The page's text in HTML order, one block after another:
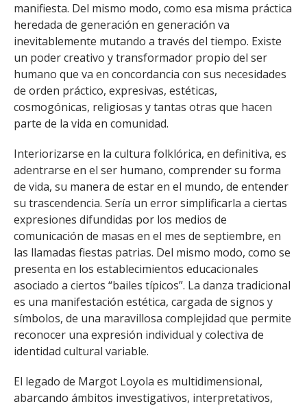
manifiesta. Del mismo modo, como esa misma práctica
heredada de generación en generación va
inevitablemente mutando a través del tiempo. Existe
un poder creativo y transformador propio del ser
humano que va en concordancia con sus necesidades
de orden práctico, expresivas, estéticas,
cosmogónicas, religiosas y tantas otras que hacen
parte de la vida en comunidad.
Interiorizarse en la cultura folklórica, en definitiva, es
adentrarse en el ser humano, comprender su forma
de vida, su manera de estar en el mundo, de entender
su trascendencia. Sería un error simplificarla a ciertas
expresiones difundidas por los medios de
comunicación de masas en el mes de septiembre, en
las llamadas fiestas patrias. Del mismo modo, como se
presenta en los establecimientos educacionales
asociado a ciertos “bailes típicos”. La danza tradicional
es una manifestación estética, cargada de signos y
símbolos, de una maravillosa complejidad que permite
reconocer una expresión individual y colectiva de
identidad cultural variable.
El legado de Margot Loyola es multidimensional,
abarcando ámbitos investigativos, interpretativos,